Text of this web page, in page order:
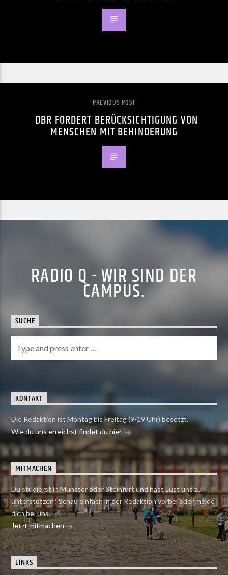
PREVIOUS POST
DBR FORDERT BERÜCKSICHTIGUNG VON
MENSCHEN MIT BEHINDERUNG
RADIO Q - WIR SIND DER
CAMPUS.
SUCHE
KONTAKT
Die Redaktion ist Montag bis Freitag (9-19 Uhr) besetzt.
Wie du uns erreichst findet du hier.
MITMACHEN
Du studierst in Münster oder Steinfurt und hast Lust uns zu
unterstützen? Schau einfach in der Redaktion vorbei oder melde
dich bei uns.
Jetzt mitmachen
LINKS